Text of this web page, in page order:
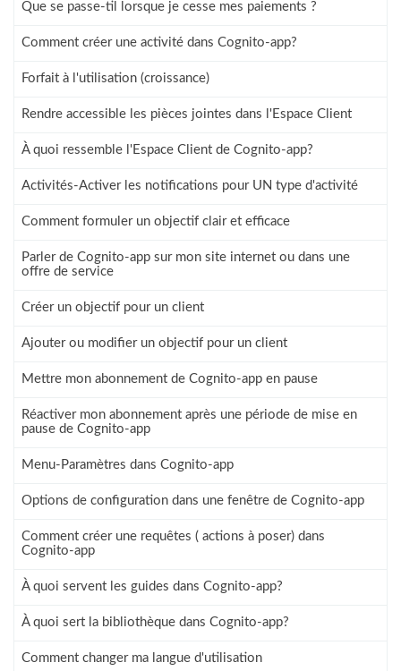
Que se passe-til lorsque je cesse mes paiements ?
Comment créer une activité dans Cognito-app?
Forfait à l'utilisation (croissance)
Rendre accessible les pièces jointes dans l'Espace Client
À quoi ressemble l'Espace Client de Cognito-app?
Activités-Activer les notifications pour UN type d'activité
Comment formuler un objectif clair et efficace
Parler de Cognito-app sur mon site internet ou dans une
offre de service
Créer un objectif pour un client
Ajouter ou modifier un objectif pour un client
Mettre mon abonnement de Cognito-app en pause
Réactiver mon abonnement après une période de mise en
pause de Cognito-app
Menu-Paramètres dans Cognito-app
Options de configuration dans une fenêtre de Cognito-app
Comment créer une requêtes ( actions à poser) dans
Cognito-app
À quoi servent les guides dans Cognito-app?
À quoi sert la bibliothèque dans Cognito-app?
Comment changer ma langue d'utilisation